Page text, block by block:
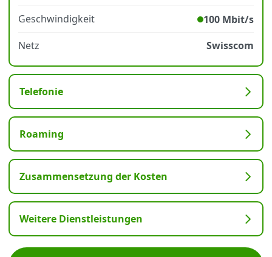
Geschwindigkeit
100 Mbit/s
Netz
Swisscom
Telefonie
Roaming
Zusammensetzung der Kosten
Weitere Dienstleistungen